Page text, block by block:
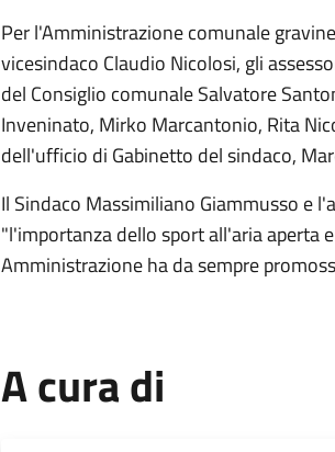
Per l'Amministrazione comunale
vicesindaco Claudio Nicolosi, gli
del Consiglio comunale Salvatore
Inveninato, Mirko Marcantonio, Rita
dell'ufficio di Gabinetto del sindaco,
Il Sindaco Massimiliano Giammusso e
"l'importanza dello sport all'aria aperta
Amministrazione ha da sempre
A cura di